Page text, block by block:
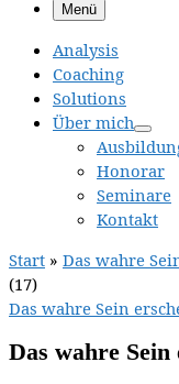
Menü
Analysis
Coaching
Solutions
Über mich
Honorar
Seminare
Kontakt
Start » Das wahre
(17)
Das wahre Sein
Das wahre Sein